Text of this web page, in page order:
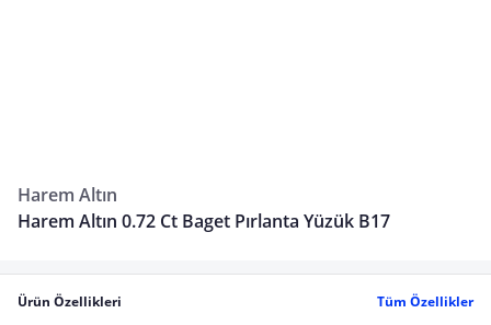
Harem Altın
Harem Altın 0.72 Ct Baget Pırlanta Yüzük B17
Ürün Özellikleri
Tüm Özellikler